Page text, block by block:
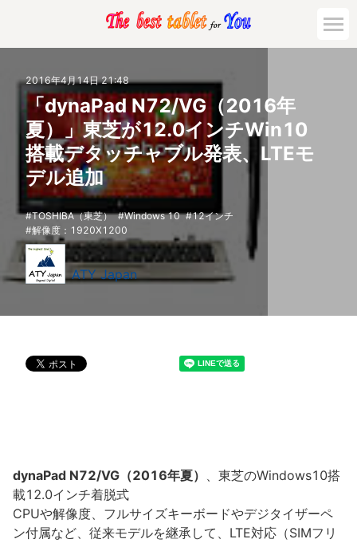
2016年4月14日 21:48
「dynaPad N72/VG（2016年
夏）」東芝が12.0インチWin10
搭載デタッチャブル発表、LTEモ
デル追加
TOSHIBA（東芝） Windows 10
12インチ
解像度：1920X1200
ATY Japan
dynaPad N72/VG（2016年夏） 、東芝のWindows10搭
載12.0インチ着脱式
CPUや解像度、フルサイズキーボードやデジタイザーペ
ン付属など、従来モデルを継承して、LTE対応（SIMフリ